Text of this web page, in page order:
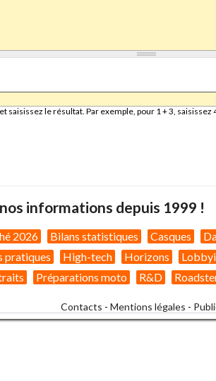
le résultat. Par exemple, pour 1 + 3, saisissez
informations depuis 1999 !
2026 Bilans statistiques Casques
pratiques High-tech Horizons
Préparations moto R&D
Contacts - Mentions légales -